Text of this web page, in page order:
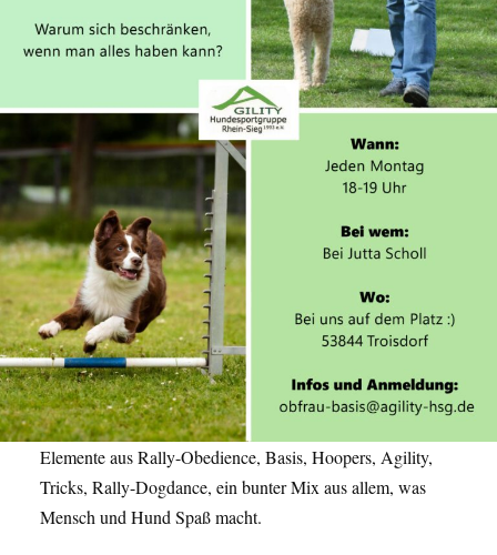
Elemente aus Rally-Obedience, Basis, Hoopers, Agility,
Tricks, Rally-Dogdance, ein bunter Mix aus allem, was
Mensch und Hund Spaß macht.